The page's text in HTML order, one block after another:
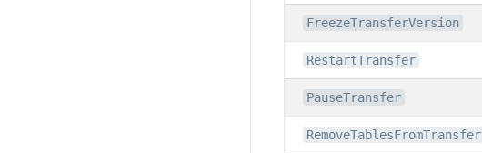
FreezeTransferVersion
RestartTransfer
PauseTransfer
RemoveTablesFromTransfer